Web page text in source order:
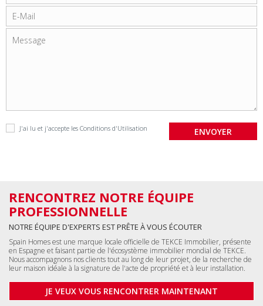
J'ai lu et j'accepte les Conditions d'Utilisation
RENCONTREZ NOTRE ÉQUIPE
PROFESSIONNELLE
NOTRE ÉQUIPE D'EXPERTS EST PRÊTE À VOUS ÉCOUTER
Spain Homes est une marque locale officielle de TEKCE Immobilier, présente
en Espagne et faisant partie de l'écosystème immobilier mondial de TEKCE.
Nous accompagnons nos clients tout au long de leur projet, de la recherche de
leur maison idéale à la signature de l'acte de propriété et à leur installation.
JE VEUX VOUS RENCONTRER MAINTENANT